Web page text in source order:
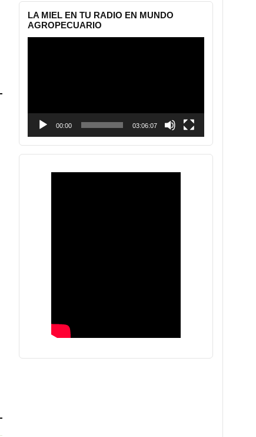
LA MIEL EN TU RADIO EN MUNDO
AGROPECUARIO
00:00 03:06:07